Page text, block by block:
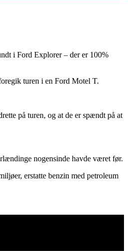
i Ford Explorer – der er 100%
turen i en Ford Motel T.
på turen, og at de er spændt på at
nogensinde havde været før.
erstatte benzin med petroleum